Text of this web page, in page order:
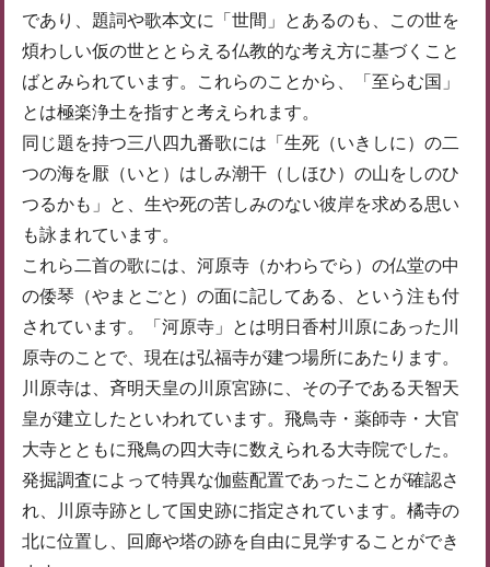
であり、題詞や歌本文に「世間」とあるのも、この世を
煩わしい仮の世ととらえる仏教的な考え方に基づくこと
ばとみられています。これらのことから、「至らむ国」
とは極楽浄土を指すと考えられます。
同じ題を持つ三八四九番歌には「生死（いきしに）の二
つの海を厭（いと）はしみ潮干（しほひ）の山をしのひ
つるかも」と、生や死の苦しみのない彼岸を求める思い
も詠まれています。
これら二首の歌には、河原寺（かわらでら）の仏堂の中
の倭琴（やまとごと）の面に記してある、という注も付
されています。「河原寺」とは明日香村川原にあった川
原寺のことで、現在は弘福寺が建つ場所にあたります。
川原寺は、斉明天皇の川原宮跡に、その子である天智天
皇が建立したといわれています。飛鳥寺・薬師寺・大官
大寺とともに飛鳥の四大寺に数えられる大寺院でした。
発掘調査によって特異な伽藍配置であったことが確認さ
れ、川原寺跡として国史跡に指定されています。橘寺の
北に位置し、回廊や塔の跡を自由に見学することができ